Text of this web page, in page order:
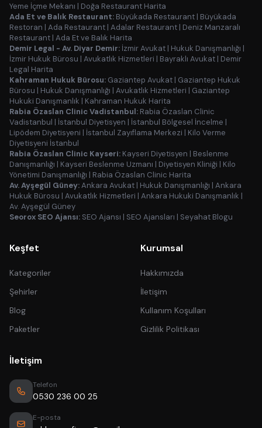
Yeme İçme Mekanı | Doğa Restaurant Harita
Ada Et ve Balık Restaurant: Büyükada Restaurant | Büyükada
Restoran | Ada Restaurant | Adalar Restaurant | Deniz Manzaralı
Restaurant | Ada Et ve Balık Harita
Demir Legal - Av. Diyar Demir: İzmir Avukat | Hukuk Danışmanlığı |
İzmir Hukuk Bürosu | Avukatlık Hizmetleri | Bayraklı Avukat | Demir
Legal Harita
Kahraman Hukuk Bürosu: Gaziantep Avukat | Gaziantep Hukuk
Bürosu | Hukuk Danışmanlığı | Avukatlık Hizmetleri | Gaziantep
Hukuki Danışmanlık | Kahraman Hukuk Harita
Rabia Özaslan Clinic Vadistanbul: Rabia Özaslan Clinic
Vadistanbul | İstanbul Diyetisyen | İstanbul Bölgesel İncelme |
Lipödem Diyetisyeni | İstanbul Zayıflama Merkezi | Kilo Verme
Diyetisyeni İstanbul
Rabia Özaslan Clinic Kayseri: Kayseri Diyetisyen | Beslenme
Danışmanlığı | Kayseri Beslenme Uzmanı | Diyetisyen Kliniği | Kilo
Yönetimi Danışmanlığı | Rabia Özaslan Clinic Harita
Av. Ayşegül Güney:Ankara Avukat | Hukuk Danışmanlığı | Ankara
Hukuk Bürosu | Avukatlık Hizmetleri | Ankara Hukuki Danışmanlık |
Av. Ayşegül Güney
Seorox SEO Ajansı: SEO Ajansı | SEO Ajansları | Seyahat Blogu
Keşfet
Kategoriler
Şehirler
Blog
Paketler
Kurumsal
Hakkımızda
İletişim
Kullanım Koşulları
Gizlilik Politikası
İletişim
Telefon
0530 236 00 25
E-posta